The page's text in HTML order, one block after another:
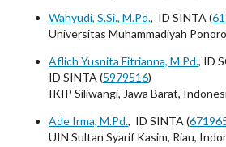
Wahyudi, S.Si., M.Pd., ID SINTA (
Universitas Muhammadiyah
Aflich Yusnita Fitrianna, M.Pd., ID
ID SINTA (5979516)
IKIP Siliwangi, Jawa Barat,
Ade Irma, M.Pd., ID SINTA (
UIN Sultan Syarif Kasim, Riau,